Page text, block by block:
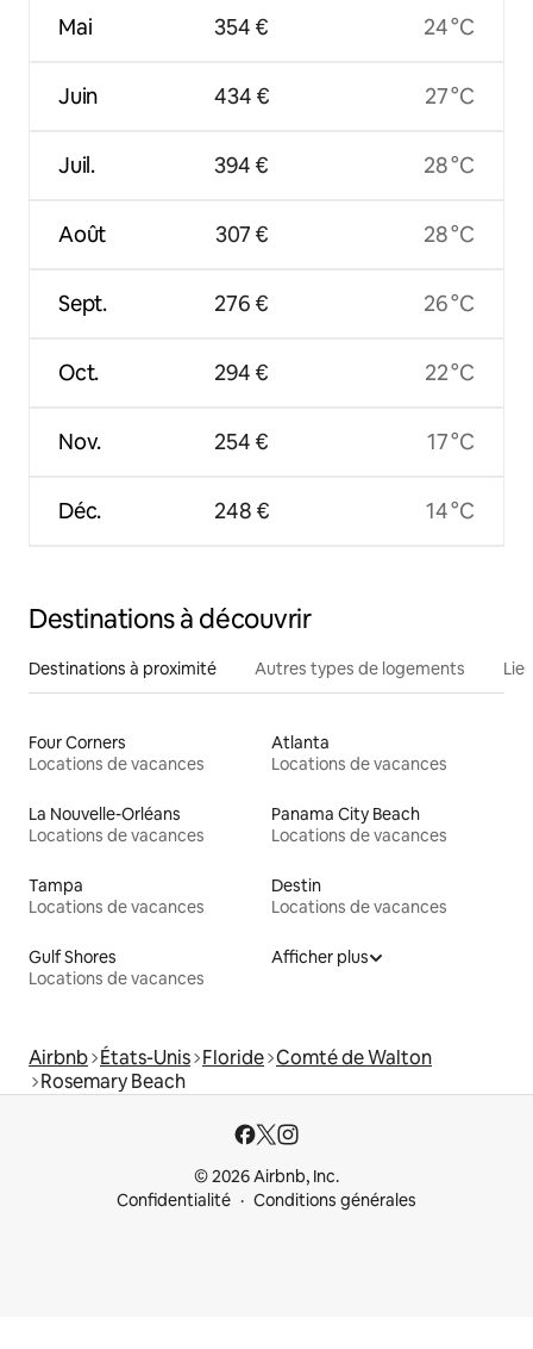
Mai
Juin
Juil.
Août
Sept.
Oct.
Nov.
Déc.
354 €
434 €
394 €
307 €
276 €
294 €
254 €
248 €
24 °C
27 °C
28 °C
28 °C
26 °C
22 °C
17 °C
14 °C
Destinations à découvrir
Destinations à proximité Autres types de logements
Four Corners
Locations de vacances
Atlanta
Locations de vacances
La Nouvelle-Orléans
Locations de vacances
Panama City Beach
Locations de vacances
Tampa
Locations de vacances
Destin
Locations de vacances
Gulf Shores
Locations de vacances
Afficher plus
Airbnb États-Unis Floride Comté de Walton
Rosemary Beach
© 2026 Airbnb, Inc.
Confidentialité
Conditions générales